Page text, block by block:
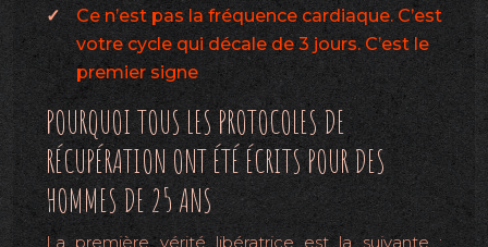
Ce n’est pas la fréquence cardiaque. C’est
votre cycle qui décale de 3 jours. C’est le
premier signe
POURQUOI TOUS LES PROTOCOLES DE
RÉCUPÉRATION ONT ÉTÉ ÉCRITS POUR DES
HOMMES DE 25 ANS
La première vérité libératrice est la suivante :